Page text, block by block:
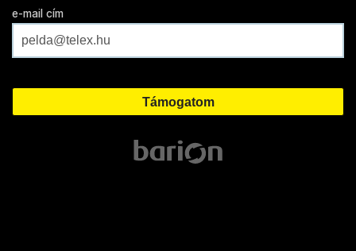
e-mail cím